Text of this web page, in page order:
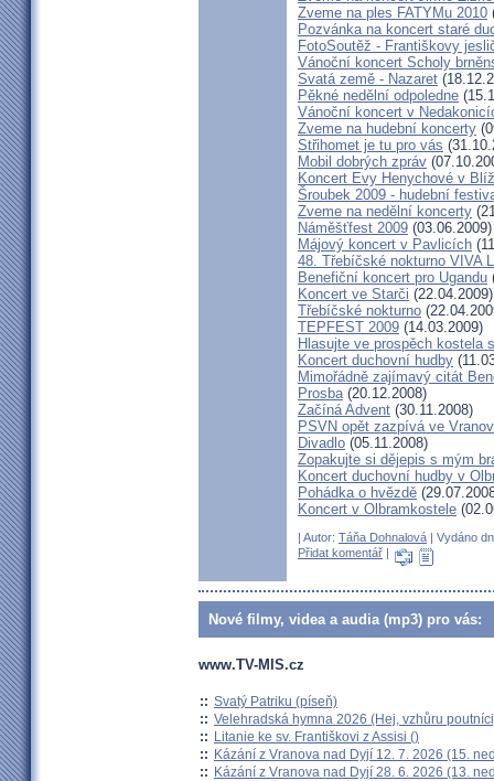
Zveme na ples FATYMu 2010
Pozvánka na koncert staré
FotoSoutěž - Františkovy
Vánoční koncert Scholy
Svatá země - Nazaret
Pěkné nedělní odpoledne
Vánoční koncert v
Zveme na hudební koncerty
Střihomet je tu pro vás
Mobil dobrých zpráv
Koncert Evy Henychové v
Šroubek 2009 - hudební
Zveme na nedělní koncerty
Náměšťfest 2009 (03.06.2009)
Májový koncert v Pavlicích
48. Třebíčské nokturno VIVA
Benefiční koncert pro Ugandu
Koncert ve Starči (22.04.2009)
Třebíčské nokturno
TEPFEST 2009 (14.03.2009)
Hlasujte ve prospěch kostela
Koncert duchovní hudby
Mimořádně zajímavý citát
Prosba(20.12.2008)
Začíná Advent (30.11.2008)
PSVN opět zazpívá ve
Divadlo (05.11.2008)
Zopakujte si dějepis s mým
Koncert duchovní hudby v
Pohádka o hvězdě
Koncert v Olbramkostele
| Autor: Táňa Dohnalová | Vydáno
Přidat komentář |
Nové filmy, videa a audia (mp3) pro vás:
www.TV-MIS.cz
:: Svatý Patriku (píseň)
:: Velehradská hymna 2026 (Hej, vzhůru
:: Litanie ke sv. Františkovi z Assisi ()
:: Kázání z Vranova nad Dyjí 12. 7. 2026 (15.
:: Kázání z Vranova nad Dyjí 28. 6. 2026 (13.